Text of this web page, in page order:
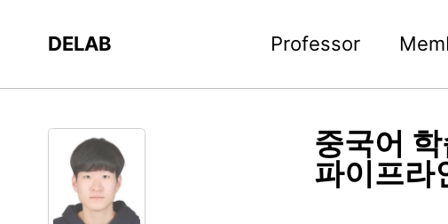
DELAB Professor
중국어
파이프라